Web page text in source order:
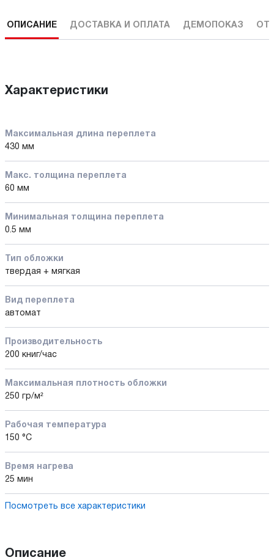
ОПИСАНИЕ ДОСТАВКА И ОПЛАТА ДЕМОПОКАЗ
Характеристики
Максимальная длина переплета
430 мм
Макс. толщина переплета
60 мм
Минимальная толщина переплета
0.5 мм
Тип обложки
твердая + мягкая
Вид переплета
автомат
Производительность
200 книг/час
Максимальная плотность обложки
250 гр/м²
Рабочая температура
150 °С
Время нагрева
25 мин
Посмотреть все характеристики
Описание